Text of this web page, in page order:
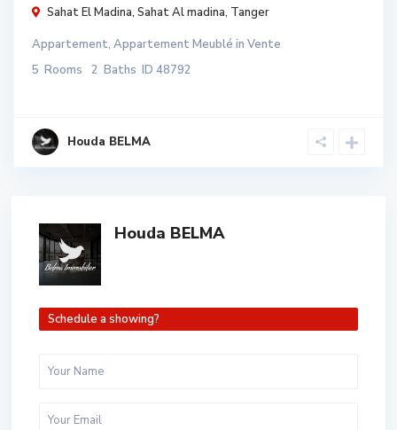
Sahat El Madina, Sahat Al madina, Tanger
Appartement, Appartement Meublé in Vente
5 Rooms 2 Baths ID 48792
Houda BELMA
Houda BELMA
Schedule a showing?